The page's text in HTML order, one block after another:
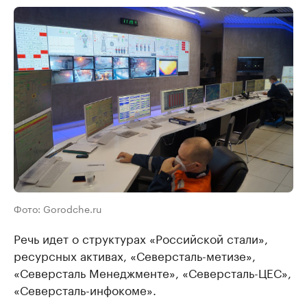
Фото: Gorodche.ru
Речь идет о структурах «Российской стали»,
ресурсных активах, «Северсталь-метизе»,
«Северсталь Менеджменте», «Северсталь-ЦЕС»,
«Северсталь-инфокоме».